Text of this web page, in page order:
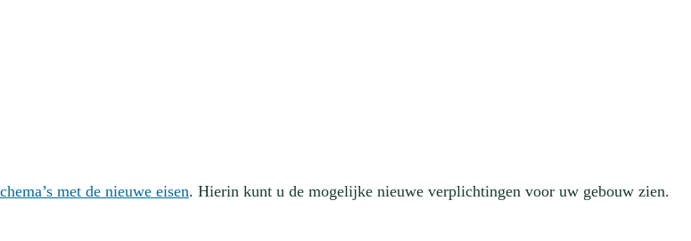
met de nieuwe eisen. Hierin kunt u de mogelijke nieuwe verplichtingen voor uw gebouw zien.